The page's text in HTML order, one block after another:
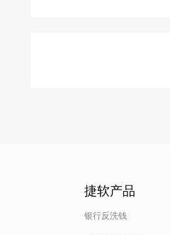
捷软产品
银行反洗钱